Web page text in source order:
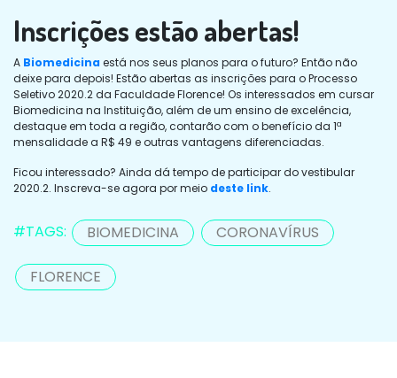
Inscrições estão abertas!
A Biomedicina está nos seus planos para o futuro? Então não
deixe para depois! Estão abertas as inscrições para o Processo
Seletivo 2020.2 da Faculdade Florence! Os interessados em cursar
Biomedicina na Instituição, além de um ensino de excelência,
destaque em toda a região, contarão com o benefício da 1ª
mensalidade a R$ 49 e outras vantagens diferenciadas.
Ficou interessado? Ainda dá tempo de participar do vestibular
2020.2. Inscreva-se agora por meio deste link.
#TAGS: BIOMEDICINA CORONAVÍRUS
FLORENCE